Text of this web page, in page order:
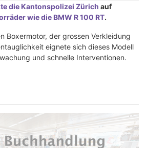
die Kantonspolizei Zürich auf
wie die BMW R 100 RT.
Boxermotor, der grossen Verkleidung
eignete sich dieses Modell
und schnelle Interventionen.